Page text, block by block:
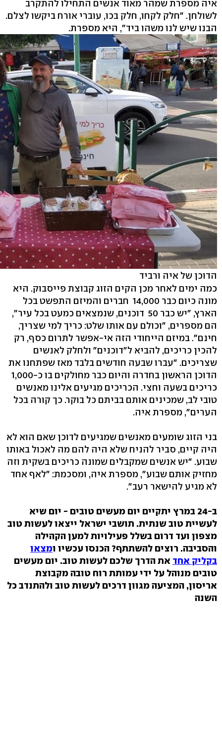
איה מספרת שמהר מאוד אנשים התחילו להתקרב
לשולחן. "חלק לקחו, חלק בכו, עוברי אורח ביקשו לצלם.
הבנו שיש לנו משהו ביד", היא מספרת.
הדוכן של איה ורביד
כמה ימים לאחר מכן הקים הזוג קבוצת פייסבוק. היא
מונה כיום כבר ‭ 14,000‬ חברים והמיזם התפשט בכל
הארץ, "יש כבר ‭ 50‬ דוכנים, שנמצאים כמעט בכל עיר",
הם מספרים, "וכולם עם אותו שלט: כריך למי שצריך,
חינם". במיזם הייחודי הזה אי-אפשר לתרום כסף, רק
להכין כריכים, להביא ל"דוכנים" ולחלק לאנשים
שצריכים. "עברו שבעה חודשים בלבד מאז שפתחנו את
כריכים בשעה וחצי. הכריכים מגיעים אלינו מאנשים
טובי לב, שמכינים אותם בביתם כל בוקר. כך קורה בכל
הערים", מספרת איה.
בני הזוג שומעים מאנשים שמגיעים לדוכן שאם הוא לא
היה קיים, סביר להניח שלא היה להם מה לאכול באותו
שבוע. "יש אנשים שמקבלים שמונה כריכים בשקית וזה
מחזיק אותם שבוע", מספרת איה, ומסכמת: "לאף אחד
לא מגיע להישאר רעב".
ב-24 במרץ יתקיים יום מעשים טובים - יום שיא
לעשיית טוב שנתית. תושבי ישראל ייצאו לעשות טוב
מצפון ועד דרום בשלל פעילויות למען הקהילה
והסביבה. רוצים להשתתף? הכנסו עכשיו ומצאו
בקליק אחד את הדרך שלכם לעשות טוב. יום מעשים
טובים מנוהל על ידי עמותת רוח טובה מקבוצת
אריסון, המציעה מגוון דרכים לעשות טוב ולהתנדב כל
השנה